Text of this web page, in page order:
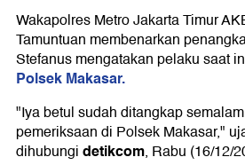
Wakapolres Metro Jakarta Timur
Tamuntuan membenarkan
Stefanus mengatakan pelaku saat
Polsek Makasar.
"Iya betul sudah ditangkap
pemeriksaan di Polsek Makasar,"
dihubungidetikcom, Rabu (16/12/